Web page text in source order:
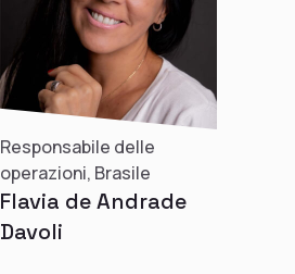
Responsabile delle
operazioni, Brasile
Flavia de Andrade
Davoli